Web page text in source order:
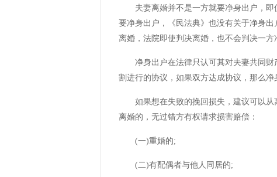
夫妻离婚并不是一方就要净身出户，即
要净身出户，《民法典》也没有关于净身
离婚，法院即使判决离婚，也不会判决一方
净身出户在法律只认可其对夫妻共同财
割进行的协议，如果双方达成协议，那么净
如果想在失败的挽回损失，建议可以从
离婚的，无过错方有权请求损害赔偿：
(一)重婚的;
(二)有配偶者与他人同居的;